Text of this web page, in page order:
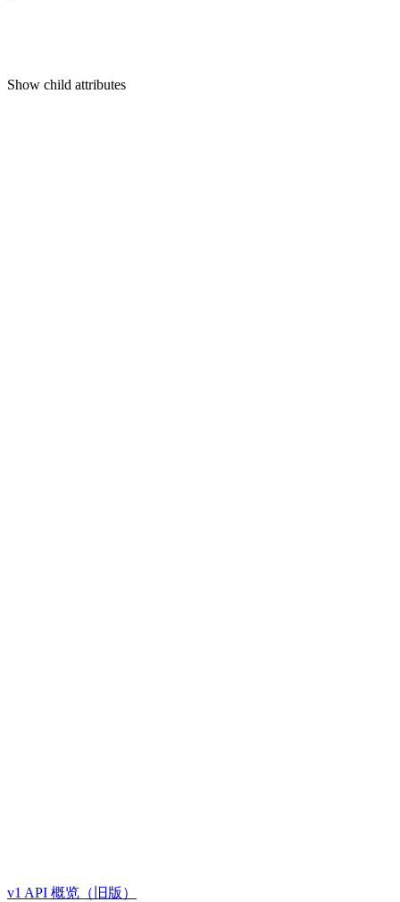
Show child attributes
v1 API 概览（旧版）